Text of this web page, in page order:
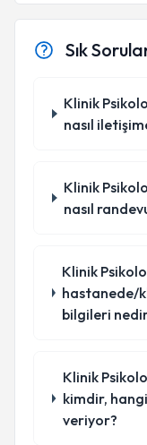
Sık
Klinik
nasıl
Klinik
nasıl
Klinik
hastanede/
bilgileri
Klinik
kimdir,
veriyor?